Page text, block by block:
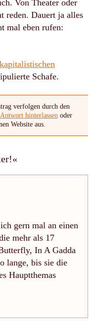
Von Theater oder
reden. Dauert ja alles
mal eben rufen:
kapitalistischen
Schafe.
verfolgen durch den
hinterlassen oder
Website aus.
gern mal an einen
mehr als 17
In A Gadda
lange, bis sie die
Hauptthemas